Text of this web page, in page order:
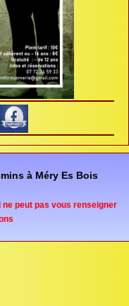
à Méry Es Bois
peut pas vous renseigner